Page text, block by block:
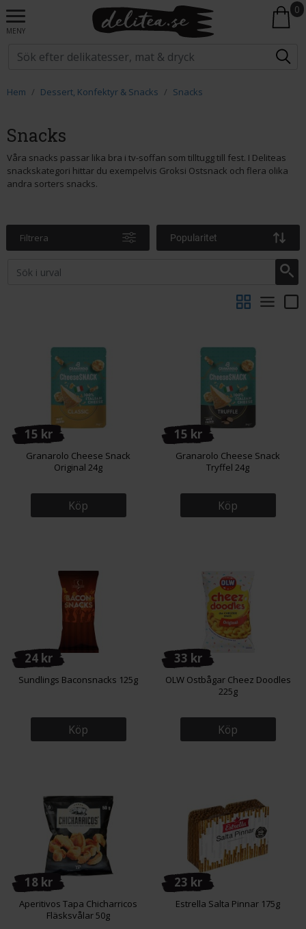
MENY
0
Hem Dessert, Konfektyr & Snacks Snacks
Snacks
Våra snacks passar lika bra i tv-soffan som tilltugg till fest. I Deliteas
snackskategori hittar du exempelvis Groksi Ostsnack och flera olika
andra sorters snacks.
Filtrera Popularitet
15 kr
Granarolo Cheese Snack
Original 24g
Köp
15 kr
Granarolo Cheese Snack
Tryffel 24g
Köp
24 kr
Sundlings Baconsnacks 125g
Köp
33 kr
OLW Ostbågar Cheez Doodles
225g
Köp
18 kr
Aperitivos Tapa Chicharricos
Fläsksvålar 50g
23 kr
Estrella Salta Pinnar 175g